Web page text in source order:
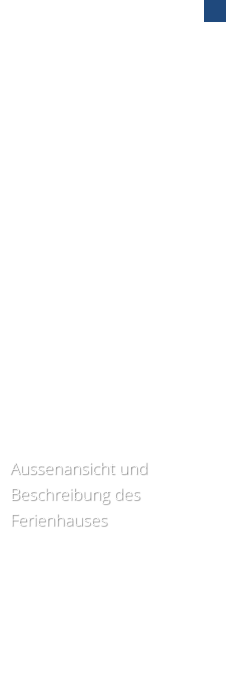
Aussenansicht und
Beschreibung des
Ferienhauses